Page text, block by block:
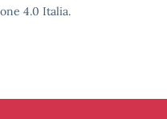
4.0 Italia.